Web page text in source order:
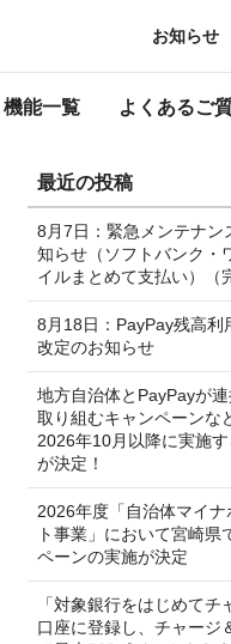
能一覧 よくあるご
お知らせ
最近の投稿
8月7日：緊急メンテナン
知らせ（ソフトバンク・
イルまとめて支払い）（
8月18日：PayPay残高利
改定のお知らせ
地方自治体とPayPayが
取り組むキャンペーンな
2026年10月以降に実施
が決定！
2026年度「自治体マイナ
ト事業」において宮崎県
ペーンの実施が決定
「対象銀行をはじめてチ
口座に登録し、チャージ